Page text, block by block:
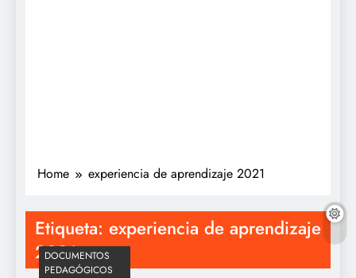
Home experiencia de aprendizaje 2021
Etiqueta: experiencia de aprendizaje
2021
DOCUMENTOS
PEDAGÓGICOS